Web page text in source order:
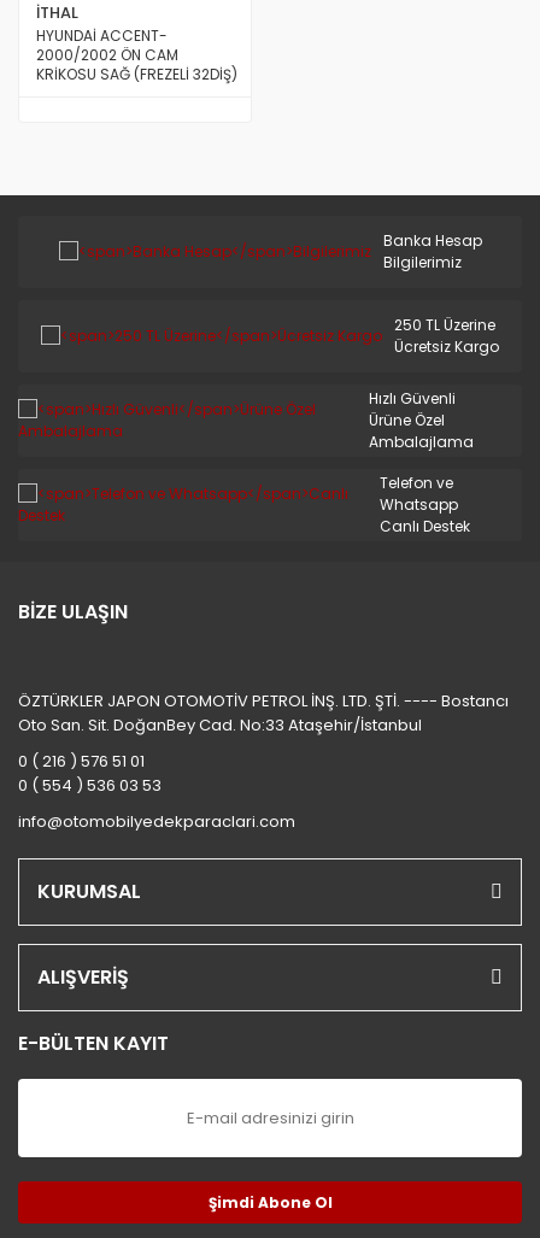
İTHAL
HYUNDAİ ACCENT-
2000/2002 ÖN CAM
KRİKOSU SAĞ (FREZELİ 32DİŞ)
Banka Hesap
Bilgilerimiz
250 TL Üzerine
Ücretsiz Kargo
Hızlı Güvenli
Ürüne Özel
Ambalajlama
Telefon ve
Whatsapp
Canlı Destek
BİZE ULAŞIN
ÖZTÜRKLER JAPON OTOMOTİV PETROL İNŞ. LTD. ŞTİ. ---- Bostancı
Oto San. Sit. DoğanBey Cad. No:33 Ataşehir/İstanbul
0 ( 216 ) 576 51 01
0 ( 554 ) 536 03 53
info@otomobilyedekparaclari.com
KURUMSAL
ALIŞVERİŞ
E-BÜLTEN KAYIT
Şimdi Abone Ol